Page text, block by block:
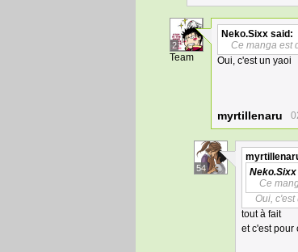
2
Team
Neko.Sixx said:
Ce manga est
Oui, c'est un yaoi
myrtillenaru
54
Neko.Sixx
Ce
Oui, c'est
tout à fait
et c'est pour